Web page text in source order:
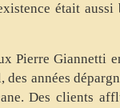
était
Pierre Giannetti
des années
Des clients